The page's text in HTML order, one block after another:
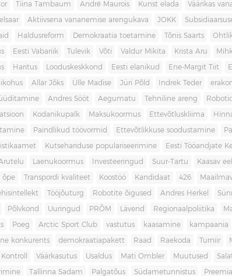
Tiina Tambaum André Maurois Kunst elada Väärikas
Aktiivsena vananemise arengukava JOKK
Haldusreform Demokraatia toetamine Tõnis Saarts
Eesti Vabariik Tulevik Võti Valdur Mikita Krista Aru
Haritus Looduskeskkond Eesti elanikud Ene-Margit Tiit
Allar Jõks Ülle Madise Jüri Põld Indrek Teder
Andres Sööt Aegumatu Tehniline areng Robotid
Kodanikupalk Maksukoormus Ettevõtluskliima
Paindlikud töövormid Ettevõtlikkuse soodustamine
Kutsehariduse populariseerimine Eesti Tööandjate
Laenukoormus Investeeringud Suur-Tartu Kaasav
õpe Transpordi kvaliteet Koostöö Kandidaat 426
Tööjõuturg Robotite õigused Andres Herkel
Põlvkond Uuringud PRÕM Lävend Regionaalpoliitika
Poeg Arctic Sport Club vastutus kaasamine kampaania
konkurents demokraatiapakett Raad Raekoda Turniir
Kontroll Väärkasutus Usaldus Mati Ombler Muutused
Tallinna Sadam Palgatõus Südametunnistus Preemia